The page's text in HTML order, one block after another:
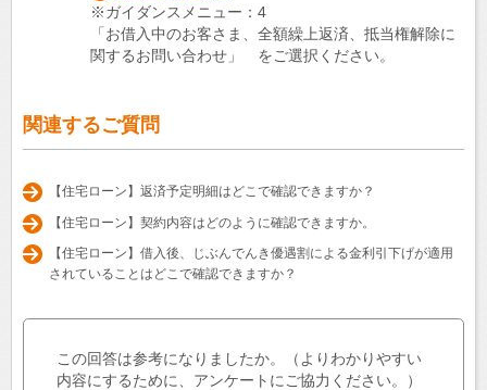
※ガイダンスメニュー：4
「お借入中のお客さま、全額繰上返済、抵当権解除に
関するお問い合わせ」 をご選択ください。
関連するご質問
【住宅ローン】返済予定明細はどこで確認できますか？
【住宅ローン】契約内容はどのように確認できますか。
【住宅ローン】借入後、じぶんでんき優遇割による金利引下げが適用
されていることはどこで確認できますか？
この回答は参考になりましたか。（よりわかりやすい
内容にするために、アンケートにご協力ください。）